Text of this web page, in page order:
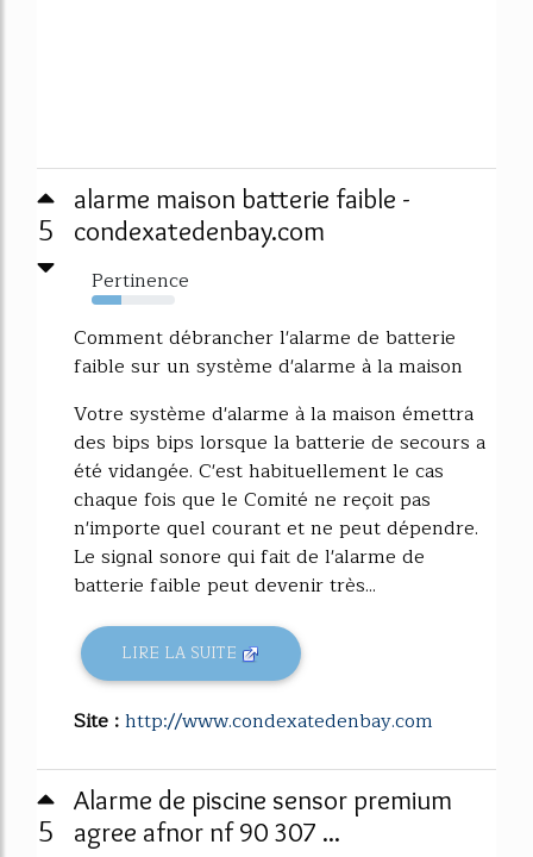
5
alarme maison batterie faible -
condexatedenbay.com
Pertinence
35%
Comment débrancher l'alarme de batterie
faible sur un système d'alarme à la maison
Votre système d'alarme à la maison émettra
des bips bips lorsque la batterie de secours a
été vidangée. C'est habituellement le cas
chaque fois que le Comité ne reçoit pas
n'importe quel courant et ne peut dépendre.
Le signal sonore qui fait de l'alarme de
batterie faible peut devenir très...
LIRE LA SUITE
Site :http://www.condexatedenbay.com
5
Alarme de piscine sensor premium
agree afnor nf 90 307 ...